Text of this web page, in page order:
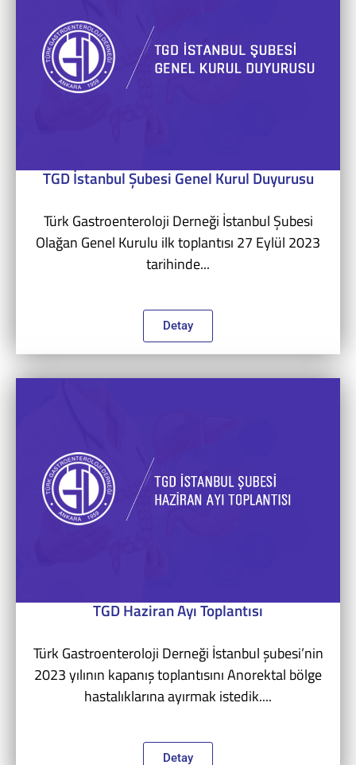
TGD İstanbul Şubesi Genel Kurul Duyurusu
Türk Gastroenteroloji Derneği İstanbul Şubesi
Olağan Genel Kurulu ilk toplantısı 27 Eylül 2023
tarihinde...
Detay
TGD Haziran Ayı Toplantısı
Türk Gastroenteroloji Derneği İstanbul şubesi’nin
2023 yılının kapanış toplantısını Anorektal bölge
hastalıklarına ayırmak istedik....
Detay